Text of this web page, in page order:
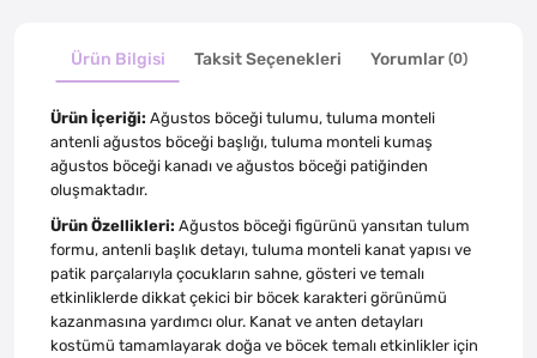
Ürün Bilgisi Taksit Seçenekleri Yorumlar (0)
Ürün İçeriği: Ağustos böceği tulumu, tuluma monteli
antenli ağustos böceği başlığı, tuluma monteli kumaş
ağustos böceği kanadı ve ağustos böceği patiğinden
oluşmaktadır.
Ürün Özellikleri: Ağustos böceği figürünü yansıtan tulum
formu, antenli başlık detayı, tuluma monteli kanat yapısı ve
patik parçalarıyla çocukların sahne, gösteri ve temalı
etkinliklerde dikkat çekici bir böcek karakteri görünümü
kazanmasına yardımcı olur. Kanat ve anten detayları
kostümü tamamlayarak doğa ve böcek temalı etkinlikler için